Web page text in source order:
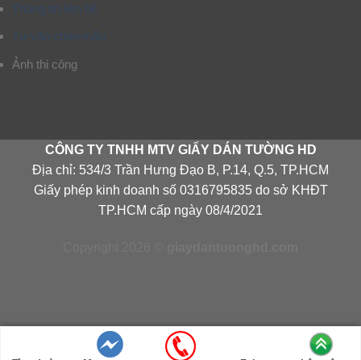
Thông tin liên hệ
Tư vấn chọn mẫu
Ảnh thi công
CÔNG TY TNHH MTV GIẤY DÁN TƯỜNG HD
Địa chỉ: 534/3 Trần Hưng Đạo B, P.14, Q.5, TP.HCM
Giấy phép kinh doanh số 0316795835 do sở KHĐT
TP.HCM cấp ngày 08/4/2021